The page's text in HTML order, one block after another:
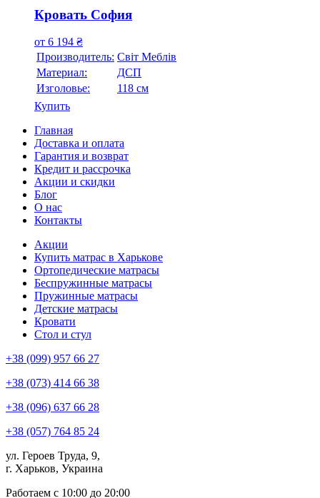
Кровать София
от 6 194 ₴
Производитель: Свiт Меблiв
Материал:
ДСП
Изголовье:
118 см
Купить
Главная
Доставка и оплата
Гарантия и возврат
Кредит и рассрочка
Акции и скидки
Блог
О нас
Контакты
Акции
Купить матрас в Харькове
Ортопедические матрасы
Беспружинные матрасы
Пружинные матрасы
Детские матрасы
Кровати
Стол и стул
+38 (099) 957 66 27
+38 (073) 414 66 38
+38 (096) 637 66 28
+38 (057) 764 85 24
ул. Героев Труда, 9,
г. Харьков, Украина
Работаем с 10:00 до 20:00